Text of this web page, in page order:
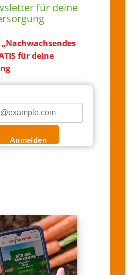
für deine
für deine
Anmelden